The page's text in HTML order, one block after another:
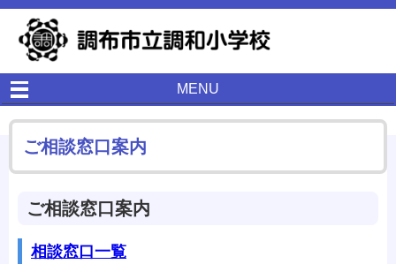
MENU
ご相談窓口案内
ご相談窓口案内
相談窓口一覧